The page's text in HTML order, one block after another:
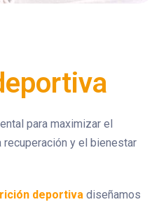
para maximizar el
recuperación y el bienestar
deportiva diseñamos